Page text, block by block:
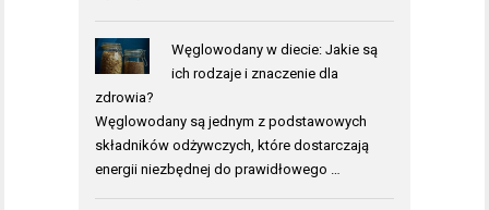
Węglowodany w diecie: Jakie są
ich rodzaje i znaczenie dla
zdrowia?
Węglowodany są jednym z podstawowych
składników odżywczych, które dostarczają
energii niezbędnej do prawidłowego …